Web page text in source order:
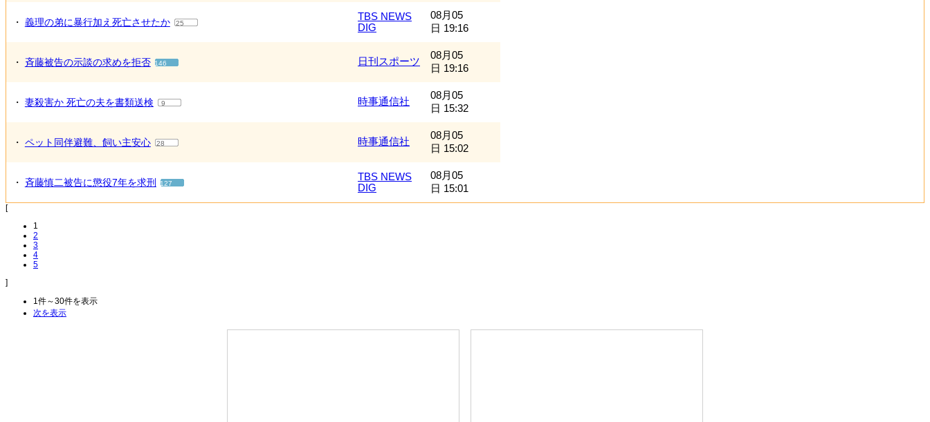
・ 義理の弟に暴行加え死亡させたか 25
TBS NEWS
DIG
08月05
日 19:16
・ 斉藤被告の示談の求めを拒否 146 日刊スポーツ
08月05
日 19:16
・ 妻殺害か 死亡の夫を書類送検 9 時事通信社
08月05
日 15:32
・ ペット同伴避難、飼い主安心 28 時事通信社
08月05
日 15:02
・ 斉藤慎二被告に懲役7年を求刑 127
TBS NEWS
DIG
08月05
日 15:01
[
1
2
3
4
5
]
1件～30件を表示
次を表示